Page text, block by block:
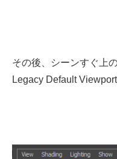
その後、シーンすぐ上
Legacy Default